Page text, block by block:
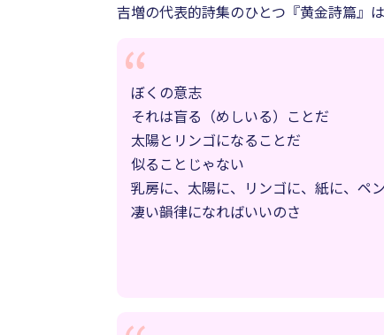
吉増の代表的詩集のひとつ『黄金詩篇』
ぼくの意志
それは盲る（めしいる）ことだ
太陽とリンゴになることだ
似ることじゃない
乳房に、太陽に、リンゴに、紙に、
凄い韻律になればいいのさ